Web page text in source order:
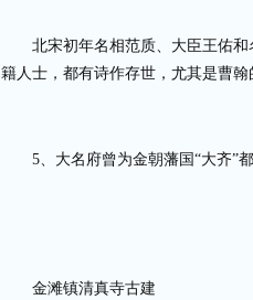
北宋初年名相范质、大臣王佑
籍人士，都有诗作存世，尤其是曹翰
5、大名府曾为金朝藩国“大齐”
金滩镇清真寺古建